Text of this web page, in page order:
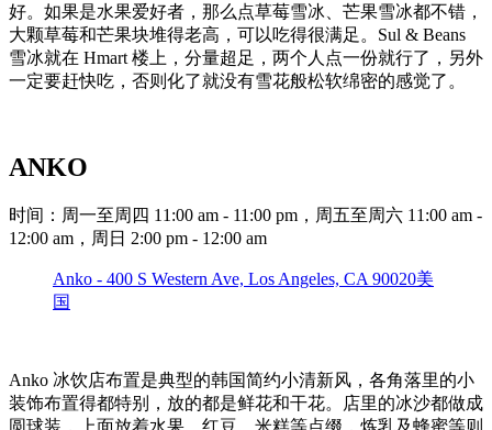
好。如果是水果爱好者，那么点草莓雪冰、芒果雪冰都不错，
大颗草莓和芒果块堆得老高，可以吃得很满足。Sul & Beans
雪冰就在 Hmart 楼上，分量超足，两个人点一份就行了，另外
一定要赶快吃，否则化了就没有雪花般松软绵密的感觉了。
ANKO
时间：周一至周四 11:00 am - 11:00 pm，周五至周六 11:00 am -
12:00 am，周日 2:00 pm - 12:00 am
Anko - 400 S Western Ave, Los Angeles, CA 90020美
国
Anko 冰饮店布置是典型的韩国简约小清新风，各角落里的小
装饰布置得都特别，放的都是鲜花和干花。店里的冰沙都做成
圆球装，上面放着水果、红豆、米糕等点缀，炼乳及蜂蜜等则